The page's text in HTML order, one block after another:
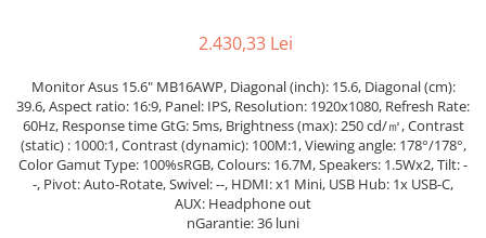
Standuri și Coolere Laptop
Alte accesorii
Card reader
Carcase
Placi de baza
Ventilatoare carcasa
Componente Renew/Refurbished
Placi de baza REFURBISHED
2.430,33 Lei
Monitor Asus 15.6" MB16AWP, Diagonal (inch): 15.6, Diagonal (cm):
39.6, Aspect ratio: 16:9, Panel: IPS, Resolution: 1920x1080, Refresh Rate:
60Hz, Response time GtG: 5ms, Brightness (max): 250 cd/㎡, Contrast
(static) : 1000:1, Contrast (dynamic): 100M:1, Viewing angle: 178°/178°,
Color Gamut Type: 100%sRGB, Colours: 16.7M, Speakers: 1.5Wx2, Tilt: -
-, Pivot: Auto-Rotate, Swivel: --, HDMI: x1 Mini, USB Hub: 1x USB-C,
AUX: Headphone out
nGarantie: 36 luni